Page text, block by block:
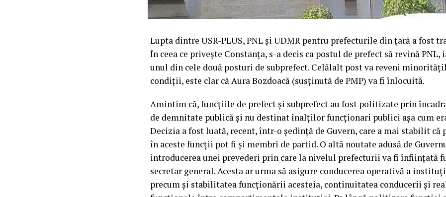
Lupta dintre USR-PLUS, PNL și UDMR pentru prefecturile din țară a fost
În ceea ce privește Constanța, s-a decis ca postul de prefect să revină PNL,
unul din cele două posturi de subprefect. Celălalt post va reveni
condiții, este clar că Aura Bozdoacă (susținută de PMP) va fi înlocuită.
Amintim că, funcțiile de prefect și subprefect au fost politizate prin
de demnitate publică și nu destinat înalților funcționari publici așa cum
Decizia a fost luată, recent, într-o ședință de Guvern, care a mai stabilit că
în aceste funcții pot fi și membri de partid. O altă noutate adusă de
introducerea unei prevederi prin care la nivelul prefecturii va fi înființată
secretar general. Acesta ar urma să asigure conducerea operativă a
precum și stabilitatea funcționării acesteia, continuitatea conducerii şi